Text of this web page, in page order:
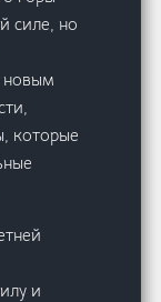
силе, но
новым
которые
и